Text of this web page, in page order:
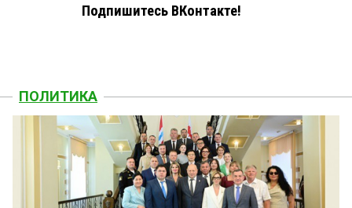
Подпишитесь ВКонтакте!
ПОЛИТИКА